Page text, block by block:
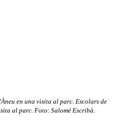
en una visita al parc. Escolars de
al parc. Foto: Salomé Escribà.